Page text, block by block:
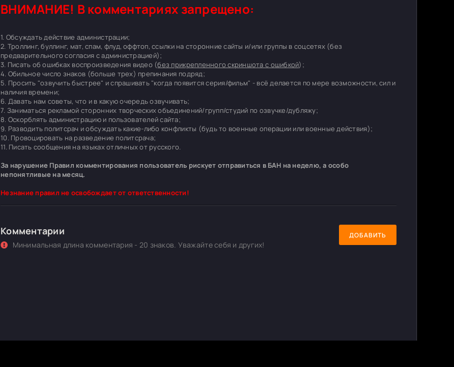
ВНИМАНИЕ! В комментариях запрещено:
1. Обсуждать действие администрации;
2. Троллинг, буллинг, мат, спам, флуд, оффтоп, ссылки на сторонние сайты и/или группы в соцсетях (без
предварительного согласия с администрацией);
3. Писать об ошибках воспроизведения видео (без прикрепленного скриншота с ошибкой);
4. Обильное число знаков (больше трех) препинания подряд;
5. Просить "озвучить быстрее" и спрашивать "когда появится серия/фильм" - всё делается по мере возможности, сил и
наличия времени;
6. Давать нам советы, что и в какую очередь озвучивать;
7. Заниматься рекламой сторонних творческих объединений/групп/студий по озвучке/дубляжу;
8. Оскорблять администрацию и пользователей сайта;
9. Разводить политсрач и обсуждать какие-либо конфликты (будь то военные операции или военные действия);
10. Провоцировать на разведение политсрача;
11. Писать сообщения на языках отличных от русского.
За нарушение Правил комментирования пользователь рискует отправиться в БАН на неделю, а особо
непонятливые на месяц.
Незнание правил не освобождает от ответственности!
Комментарии
Минимальная длина комментария - 20 знаков. Уважайте себя и других!
ДОБАВИТЬ